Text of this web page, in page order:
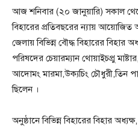
আজ শনিবার (২০ জানুয়ারি) সকাল
বিহারের প্রতিবছরের ন্যায় আয়োজিত
জেলায় বিভিন্ন বৌদ্ধ বিহারের বিহার
পরিষদের চেয়ারম্যান থোয়াইচপ্রু
আদোমং মারমা,উক্যচিং চৌধুরী,তিন
ছিলেন ।
অনুষ্ঠানে বিভিন্ন বিহারের বিহার